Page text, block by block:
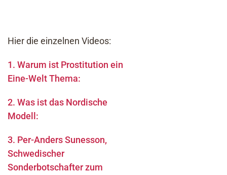
Hier die einzelnen Videos:
1. Warum ist Prostitution ein
Eine-Welt Thema:
2. Was ist das Nordische
Modell:
3. Per-Anders Sunesson,
Schwedischer
Sonderbotschafter zum